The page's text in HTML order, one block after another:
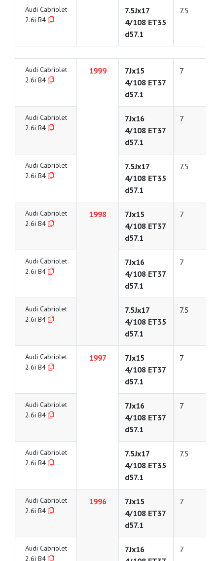
Audi Cabriolet
2.6i B4
7.5Jx17
4/108 ET35
d57.1
7.5
Audi Cabriolet
2.6i B4
1999
7Jx15
4/108 ET37
d57.1
7
Audi Cabriolet
2.6i B4
7Jx16
4/108 ET37
d57.1
7
Audi Cabriolet
2.6i B4
7.5Jx17
4/108 ET35
d57.1
7.5
Audi Cabriolet
2.6i B4
1998
7Jx15
4/108 ET37
d57.1
7
Audi Cabriolet
2.6i B4
7Jx16
4/108 ET37
d57.1
7
Audi Cabriolet
2.6i B4
7.5Jx17
4/108 ET35
d57.1
7.5
Audi Cabriolet
2.6i B4
1997
7Jx15
4/108 ET37
d57.1
7
Audi Cabriolet
2.6i B4
7Jx16
4/108 ET37
d57.1
7
Audi Cabriolet
2.6i B4
7.5Jx17
4/108 ET35
d57.1
7.5
Audi Cabriolet
2.6i B4
1996
7Jx15
4/108 ET37
d57.1
7
Audi Cabriolet
2.6i B4
7Jx16
7